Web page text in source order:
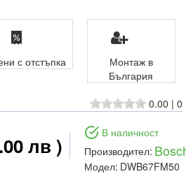
0.00 | 0
лв )
В наличност
Производител:
Модел: DWB67FM50
с отстъпка
Монтаж в
България